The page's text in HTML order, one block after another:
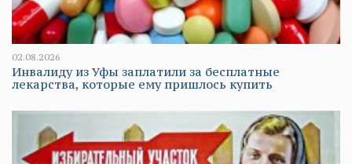
02.08.2026
Инвалиду из Уфы заплатили за бесплатные
лекарства, которые ему пришлось купить